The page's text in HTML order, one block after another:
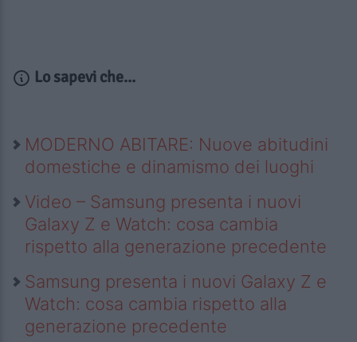
Lo sapevi che...
MODERNO ABITARE: Nuove abitudini
domestiche e dinamismo dei luoghi
Video – Samsung presenta i nuovi
Galaxy Z e Watch: cosa cambia
rispetto alla generazione precedente
Samsung presenta i nuovi Galaxy Z e
Watch: cosa cambia rispetto alla
generazione precedente